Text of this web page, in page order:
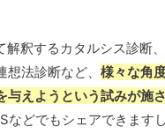
解釈するカタルシス診断
法診断など、 様々な角
与えようという試みが施
どでもシェアできますし